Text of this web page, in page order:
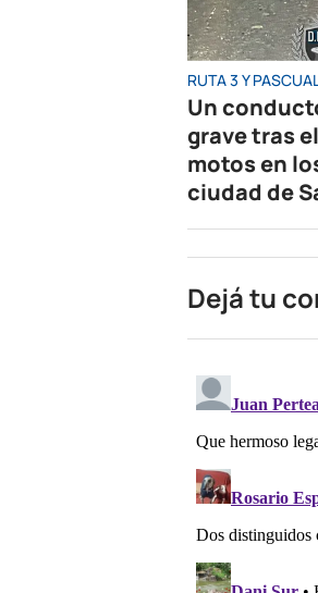
RUTA 3 Y
Un
grave tras
motos en
ciudad de
Dejá tu